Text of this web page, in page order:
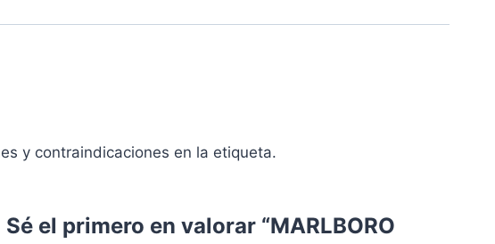
y contraindicaciones en la etiqueta.
Sé el primero en valorar “MARLBORO